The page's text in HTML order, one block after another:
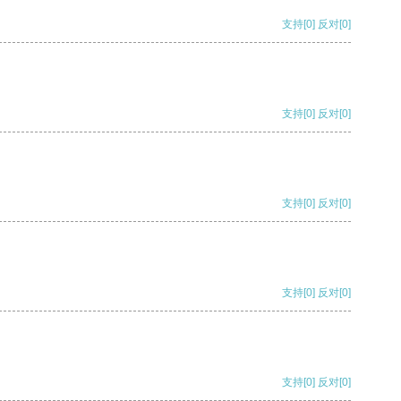
支持[0] 反对[0]
支持[0] 反对[0]
支持[0] 反对[0]
支持[0] 反对[0]
支持[0] 反对[0]